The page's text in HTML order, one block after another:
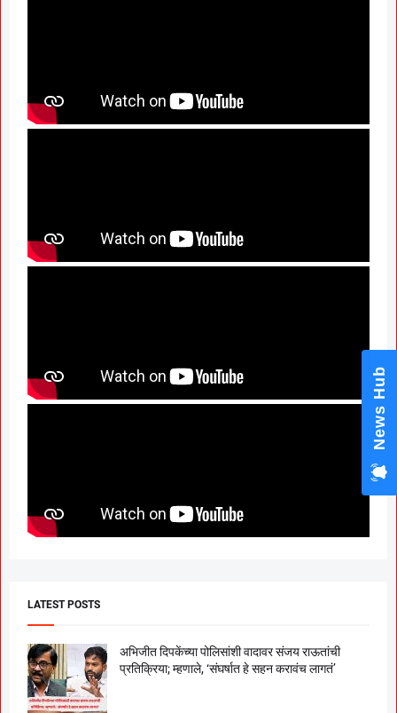
LATEST POSTS
अभिजीत दिपकेंच्या पोलिसांशी वादावर संजय राऊतांची
प्रतिक्रिया; म्हणाले, ‘संघर्षात हे सहन करावंच लागतं’
News Hub